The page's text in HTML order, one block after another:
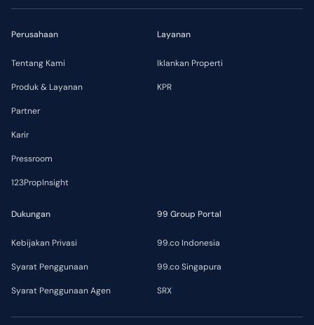
Perusahaan
Tentang Kami
Produk & Layanan
Partner
Karir
Pressroom
123PropInsight
Layanan
Iklankan Properti
KPR
Dukungan
Kebijakan Privasi
Syarat Penggunaan
Syarat Penggunaan Agen
99 Group Portal
99.co Indonesia
99.co Singapura
SRX